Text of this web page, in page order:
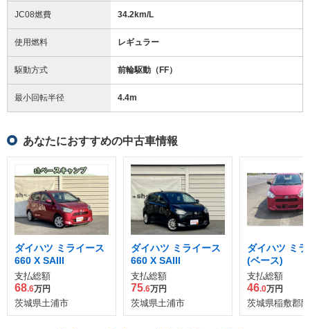
JC08燃費 34.2km/L
使用燃料 レギュラー
駆動方式 前輪駆動（FF）
最小回転半径 4.4m
あなたにおすすめの中古車情報
ダイハツ ミライース
660 X SAIII
支払総額
68.6万円
茨城県土浦市
ダイハツ ミライース
660 X SAIII
支払総額
75.6万円
茨城県土浦市
ダイハツ ミ
(ベース)
支払総額
46.0万円
茨城県稲敷郡